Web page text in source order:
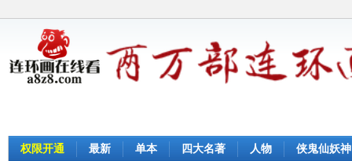
权限开通 最新 单本 四大名著 人物 侠鬼仙妖神